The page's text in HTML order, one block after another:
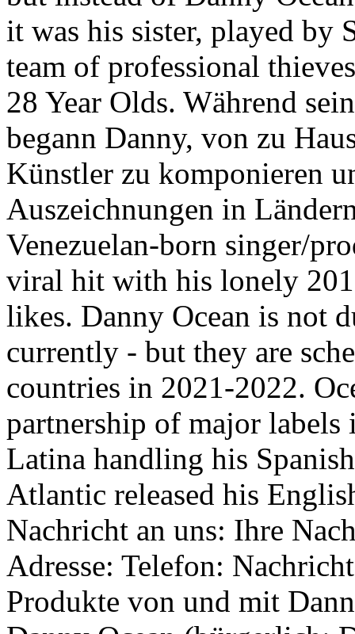
it was his sister, played by
team of professional
28 Year Olds. Während
begann Danny, von zu
Künstler zu komponieren
Auszeichnungen in
Venezuelan-born singer/
viral hit with his lonely
likes. Danny Ocean is not
currently - but they are
countries in 2021-2022.
partnership of major
Latina handling his
Atlantic released his
Nachricht an uns: Ihre
Adresse: Telefon:
Produkte von und mit